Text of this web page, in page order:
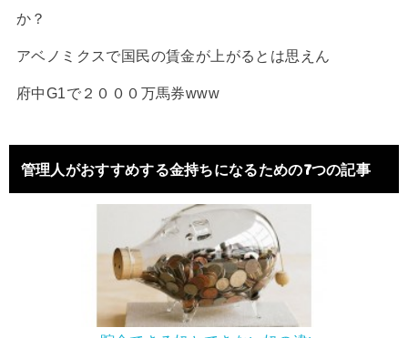
か？
アベノミクスで国民の賃金が上がるとは思えん
府中G1で２０００万馬券www
管理人がおすすめする金持ちになるための7つの記事